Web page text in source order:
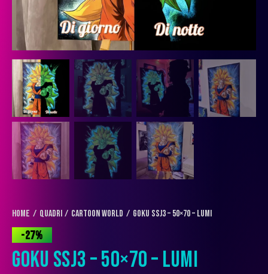
Home QUADRI Cartoon World Goku SSJ3 – 50×70 – Lumi
-27%
GOKU SSJ3 – 50×70 – LUMI